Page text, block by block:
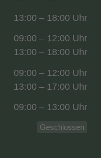
13:00 – 18:00 Uhr
09:00 – 12:00 Uhr
13:00 – 18:00 Uhr
09:00 – 12:00 Uhr
13:00 – 17:00 Uhr
09:00 – 13:00 Uhr
Geschlossen